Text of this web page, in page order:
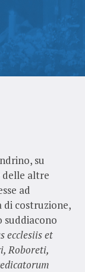
su
delle altre
ad
di costruzione,
suddiacono
ecclesiis et
Roboreti,